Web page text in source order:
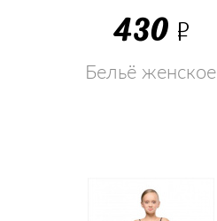
430 Р
Бельё женское